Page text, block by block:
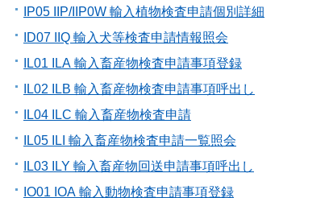
IP05 IIP/IIP0W 輸入植物検査申請個別詳細
ID07 IIQ 輸入犬等検査申請情報照会
IL01 ILA 輸入畜産物検査申請事項登録
IL02 ILB 輸入畜産物検査申請事項呼出し
IL04 ILC 輸入畜産物検査申請
IL05 ILI 輸入畜産物検査申請一覧照会
IL03 ILY 輸入畜産物回送申請事項呼出し
IO01 IOA 輸入動物検査申請事項登録